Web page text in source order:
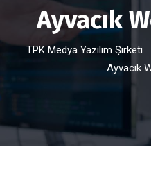
Ayvacık
TPK Medya Yazılım Şirketi
Ayvacık